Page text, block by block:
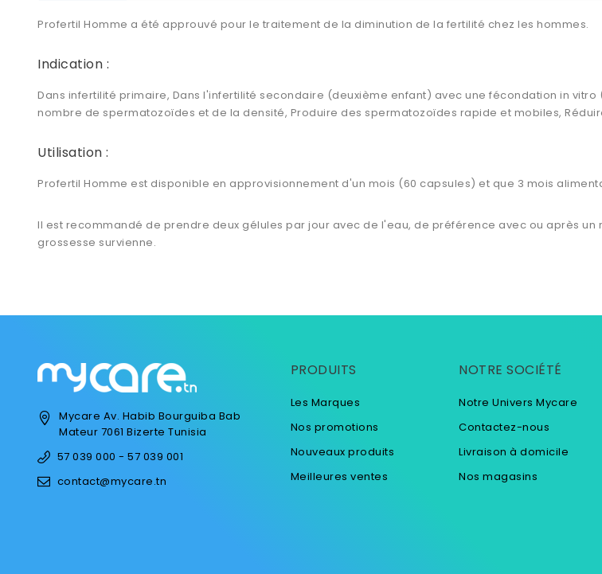
Profertil Homme a été approuvé pour le traitement de la diminution de la fertilité chez les hommes.
Indication :
Dans infertilité primaire, Dans l'infertilité secondaire (deuxième enfant) avec une fécondation in
nombre de spermatozoïdes et de la densité, Produire des spermatozoïdes rapide et mobiles,
Utilisation :
Profertil Homme est disponible en approvisionnement d'un mois (60 capsules) et que 3 mois
Il est recommandé de prendre deux gélules par jour avec de l'eau, de préférence avec ou après un
grossesse survienne.
Mycare Av. Habib Bourguiba Bab
Mateur 7061 Bizerte Tunisia
57 039 000 - 57 039 001
contact@mycare.tn
PRODUITS
Les Marques
Nos promotions
Nouveaux produits
Meilleures ventes
NOTRE SOCIÉTÉ
Notre Univers Mycare
Contactez-nous
Livraison à domicile
Nos magasins